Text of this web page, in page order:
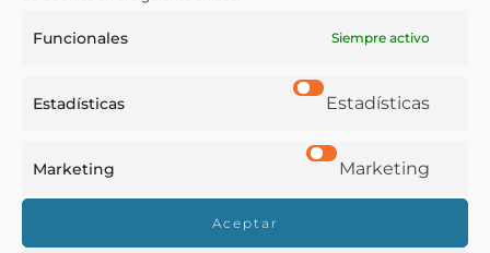
Funcionales Siempre activo
Estadísticas Estadísticas
Marketing Marketing
Aceptar